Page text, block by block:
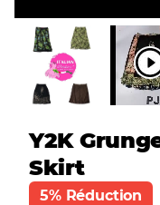
Y2K
Skirt
5% Réduction